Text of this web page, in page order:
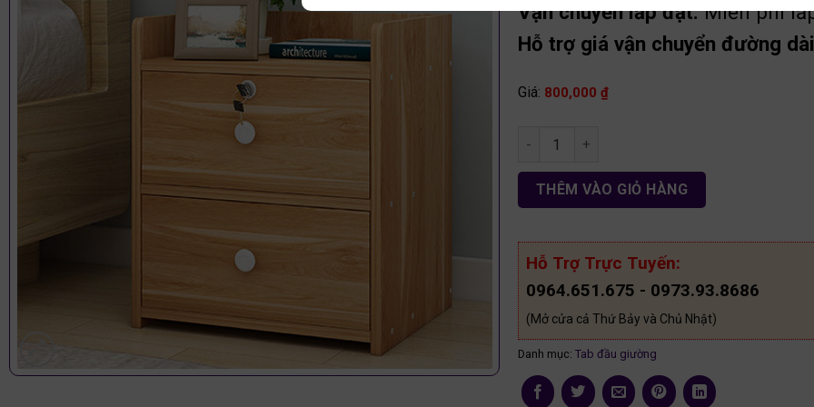
Vận chuyển lắp đặt:Miễn phí
Hỗ trợ giá vận chuyển đường
Giá: 800,000 ₫
Táp đàu giường hiện đại gỗ MDF tđg13 số
THÊM VÀO GIỎ HÀNG
Hỗ Trợ Trực Tuyến:
0964.651.675 - 0973.93.8686
(Mở cửa cả Thứ Bảy và Chủ Nhật)
Danh mục: Tab đầu giường